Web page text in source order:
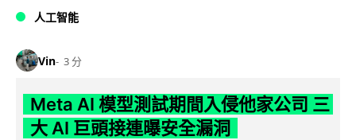
人工智能
Vin 3 分
Meta AI 模型測試期間入侵他家公司 三
大 AI 巨頭接連曝安全漏洞